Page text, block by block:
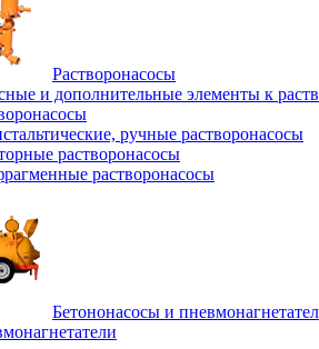
Растворонасосы
и дополнительные элементы к
ручные растворонасосы
растворонасосы
растворонасосы
Бетононасосы и